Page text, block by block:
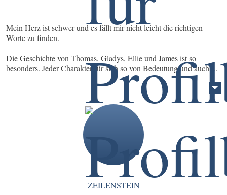
Mein Herz ist schwer und es fällt mir nicht leicht die richtigen
Worte zu finden.
Die Geschichte von Thomas, Gladys, Ellie und James ist so
besonders. Jeder Charakter für sich so von Bedeutung und auch ...
ZEILENSTEIN